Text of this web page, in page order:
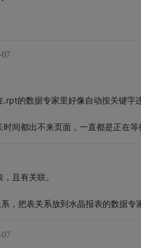
07
的数据专家里好像自动按关键字
间都出不来页面，一直都是正在等
且有关联。
，把表关系放到水晶报表的数据专
07